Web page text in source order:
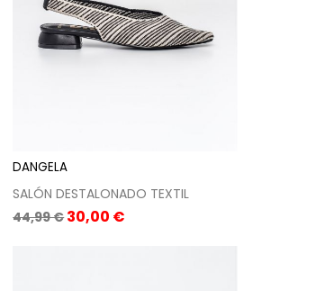
DANGELA
SALÓN DESTALONADO TEXTIL
Precio
44,99 €Precio
30,00 €